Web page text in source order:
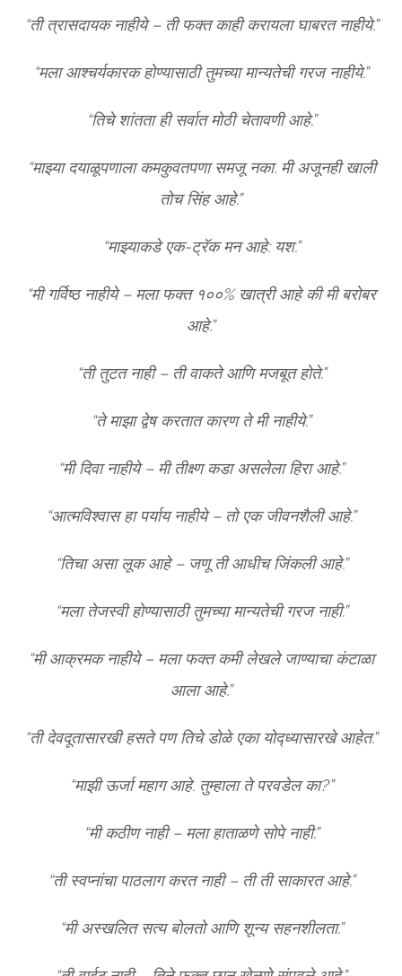
“ती त्रासदायक नाहीये – ती फक्त काही करायला घाबरत नाहीये.”
“मला आश्चर्यकारक होण्यासाठी तुमच्या मान्यतेची गरज नाहीये.”
“तिचे शांतता ही सर्वात मोठी चेतावणी आहे.”
“माझ्या दयाळूपणाला कमकुवतपणा समजू नका. मी अजूनही खाली
तोच सिंह आहे.”
“माझ्याकडे एक-ट्रॅक मन आहे: यश.”
“मी गर्विष्ठ नाहीये – मला फक्त १००% खात्री आहे की मी बरोबर
आहे.”
“ती तुटत नाही – ती वाकते आणि मजबूत होते.”
“ते माझा द्वेष करतात कारण ते मी नाहीये.”
“मी दिवा नाहीये – मी तीक्ष्ण कडा असलेला हिरा आहे.”
“आत्मविश्वास हा पर्याय नाहीये – तो एक जीवनशैली आहे.”
“तिचा असा लूक आहे – जणू ती आधीच जिंकली आहे.”
“मला तेजस्वी होण्यासाठी तुमच्या मान्यतेची गरज नाही.”
“मी आक्रमक नाहीये – मला फक्त कमी लेखले जाण्याचा कंटाळा
आला आहे.”
“ती देवदूतासारखी हसते पण तिचे डोळे एका योद्ध्यासारखे आहेत.”
“माझी ऊर्जा महाग आहे. तुम्हाला ते परवडेल का?”
“मी कठीण नाही – मला हाताळणे सोपे नाही.”
“ती स्वप्नांचा पाठलाग करत नाही – ती ती साकारत आहे.”
“मी अस्खलित सत्य बोलतो आणि शून्य सहनशीलता.”